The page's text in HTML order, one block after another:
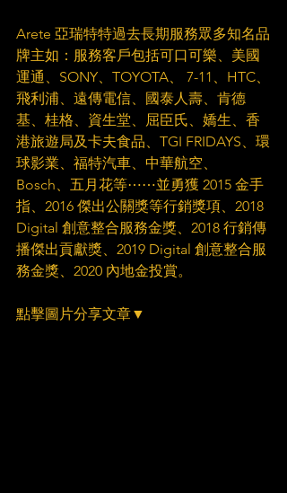
Arete 亞瑞特特過去長期服務眾多知名品
牌主如：服務客戶包括可口可樂、美國
運通、SONY、TOYOTA、 7-11、HTC、
飛利浦、遠傳電信、國泰人壽、肯德
基、桂格、資生堂、屈臣氏、嬌生、香
港旅遊局及卡夫食品、TGI FRIDAYS、環
球影業、福特汽車、中華航空、
Bosch、五月花等⋯⋯並勇獲 2015 金手
指、2016 傑出公關獎等行銷獎項、2018
Digital 創意整合服務金獎、2018 行銷傳
播傑出貢獻獎、2019 Digital 創意整合服
務金獎、2020 內地金投賞。
點擊圖片分享文章▼